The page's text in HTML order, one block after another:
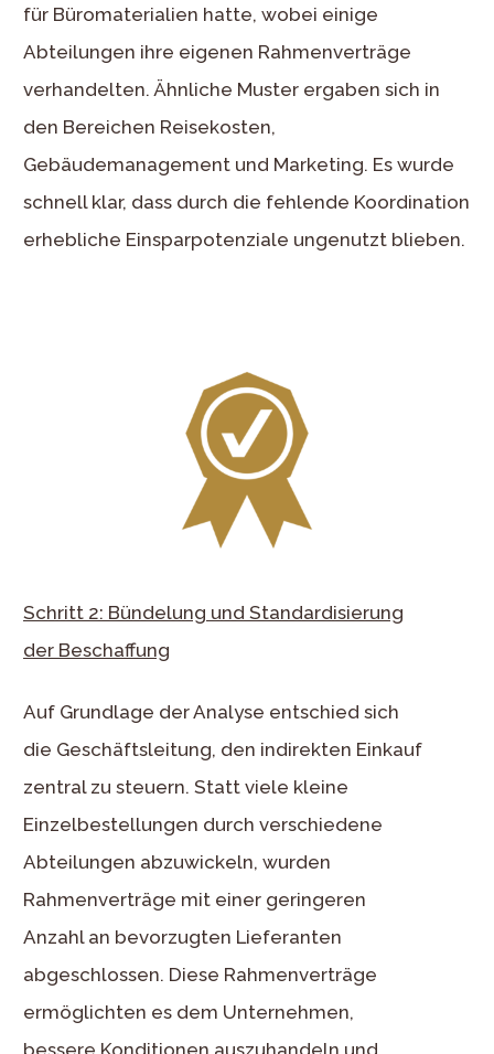
für Büromaterialien hatte, wobei einige
Abteilungen ihre eigenen Rahmenverträge
verhandelten. Ähnliche Muster ergaben sich in
den Bereichen Reisekosten,
Gebäudemanagement und Marketing. Es wurde
schnell klar, dass durch die fehlende Koordination
erhebliche Einsparpotenziale ungenutzt blieben.
Schritt 2: Bündelung und Standardisierung
der Beschaffung
Auf Grundlage der Analyse entschied sich
die Geschäftsleitung, den indirekten Einkauf
zentral zu steuern. Statt viele kleine
Einzelbestellungen durch verschiedene
Abteilungen abzuwickeln, wurden
Rahmenverträge mit einer geringeren
Anzahl an bevorzugten Lieferanten
abgeschlossen. Diese Rahmenverträge
ermöglichten es dem Unternehmen,